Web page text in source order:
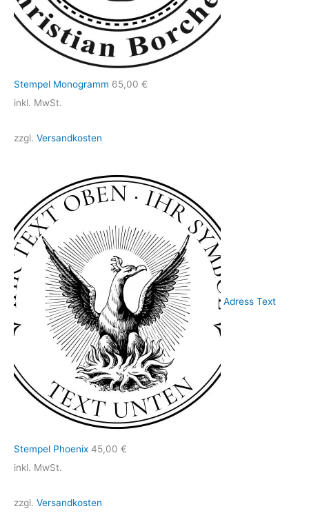
Stempel Monogramm 65,00 €
inkl. MwSt.
zzgl. Versandkosten
Adress Text
Stempel Phoenix 45,00 €
inkl. MwSt.
zzgl. Versandkosten